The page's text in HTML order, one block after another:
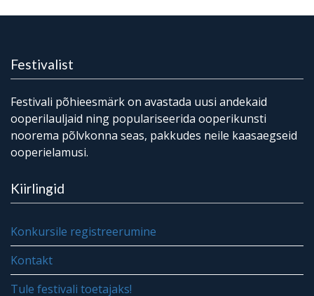
Festivalist
Festivali põhieesmärk on avastada uusi andekaid
ooperilauljaid ning populariseerida ooperikunsti
noorema põlvkonna seas, pakkudes neile kaasaegseid
ooperielamusi.
Kiirlingid
Konkursile registreerumine
Kontakt
Tule festivali toetajaks!